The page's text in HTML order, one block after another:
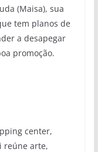
(Maisa), sua
tem planos de
a desapegar
promoção.
center,
reúne arte,